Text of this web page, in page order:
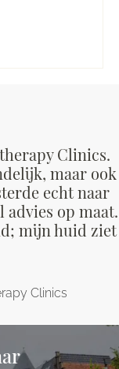
Clinics.
maar ook
echt naar
advies op maat.
mijn huid ziet
Clinics